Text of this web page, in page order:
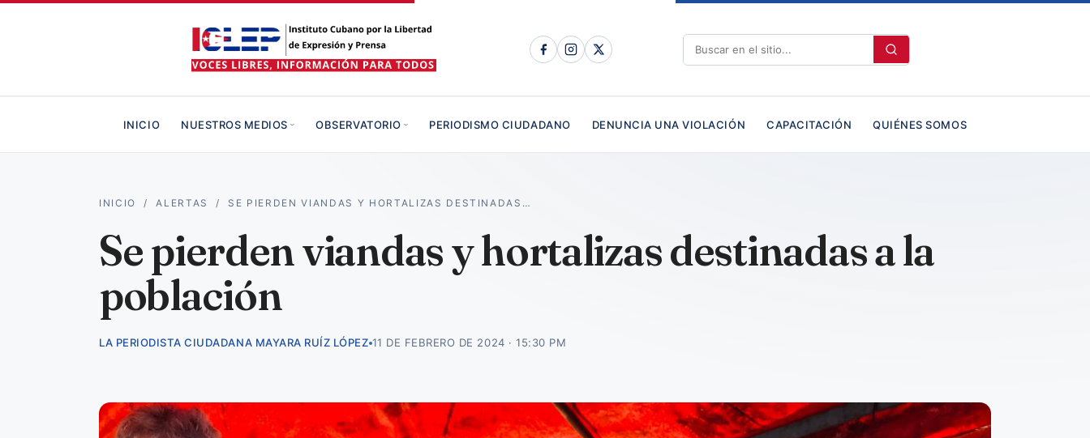
INICIO NUESTROS MEDIOS OBSERVATORIO PERIODISMO CIUDADANO DENUNCIA UNA VIOLACIÓN CAPACITACIÓN QUIÉNES SOMOS
INICIO /ALERTAS / SE PIERDEN VIANDAS Y HORTALIZAS DESTINADAS…
Se pierden viandas y hortalizas destinadas a la
población
LA PERIODISTA CIUDADANA MAYARA RUÍZ LÓPEZ 11 DE FEBRERO DE 2024 · 15:30 PM